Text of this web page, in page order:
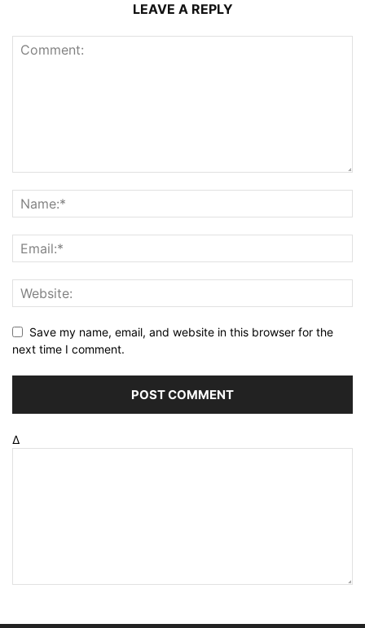
LEAVE A REPLY
Save my name, email, and website in this browser for the
next time I comment.
Δ